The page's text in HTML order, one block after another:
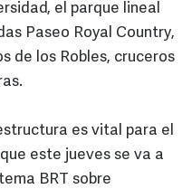
el parque lineal
Paseo Royal Country,
de los Robles, cruceros
es vital para el
este jueves se va a
BRT sobre